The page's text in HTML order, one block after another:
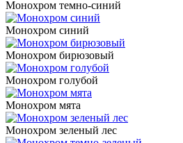
Монохром темно-синий
Монохром синий
Монохром бирюзовый
Монохром голубой
Монохром мята
Монохром зеленый лес